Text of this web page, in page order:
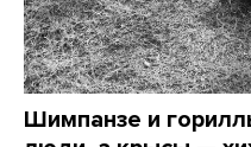
Шимпанзе и